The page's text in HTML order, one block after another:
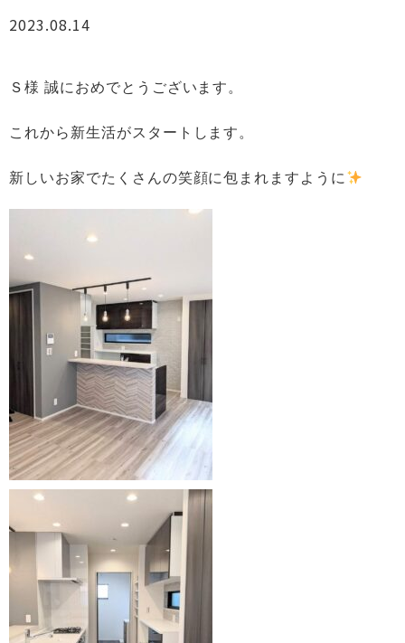
2023.08.14
Ｓ 様 誠におめでとうございます。
これから新生活がスタートします。
新しいお家でたくさんの笑顔に包まれますように